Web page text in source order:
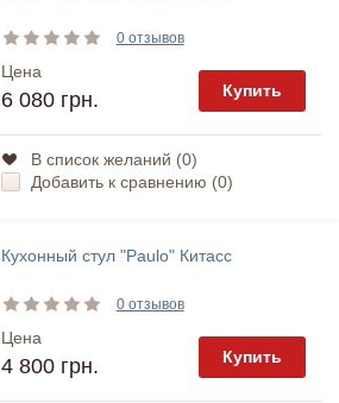
0 отзывов
Цена
6 080 грн. Купить
В список желаний (0)
Добавить к сравнению (0)
Кухонный стул "Paulo" Китасс
0 отзывов
Цена
4 800 грн. Купить